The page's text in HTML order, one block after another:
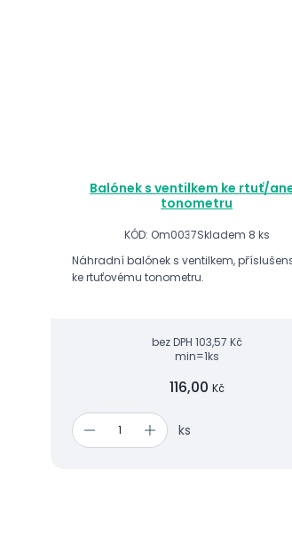
Balónek s ventilkem ke rtuť/
tonometru
KÓD: Om0037Skladem 8 ks
Náhradní balónek s ventilkem,
ke rtuťovému tonometru.
bez DPH 103,57 Kč
min=1ks
116,00 Kč
ks